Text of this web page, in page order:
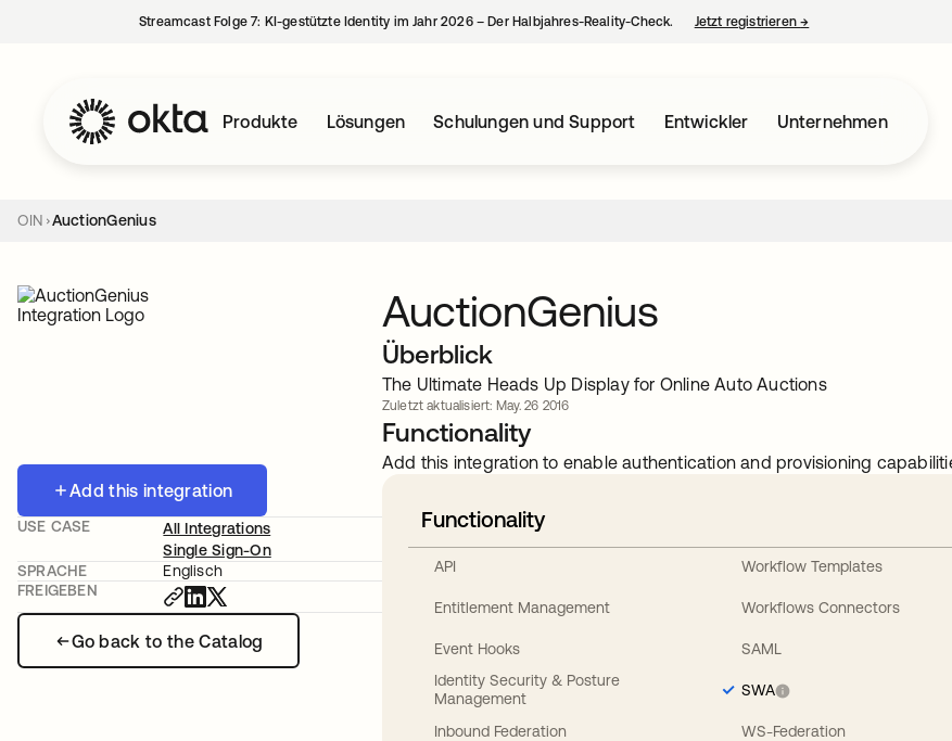
Streamcast Folge 7: KI-gestützte Identity im Jahr 2026 – Der Halbjahres-Reality-Check. Jetzt registrieren→
Produkte Lösungen Schulungen und Support Entwickler Unternehmen
OIN AuctionGenius
Add this integration
Go back to the Catalog
USE CASE
All Integrations
Single Sign-On
SPRACHE
Englisch
FREIGEBEN
AuctionGenius
Überblick
The Ultimate Heads Up Display for Online Auto Auctions
Zuletzt aktualisiert: May. 26 2016
Functionality
Add this integration to enable authentication and provisioning
Functionality
API
Entitlement Management
Event Hooks
Identity Security & Posture
Management
Inbound Federation
Workflow Templates
Workflows Connectors
SAML
SWA
WS-Federation